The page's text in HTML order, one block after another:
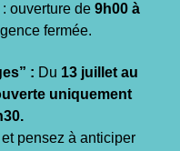
: ouverture de 9h00 à
fermée.
: Du 13 juillet au
uniquement
pensez à anticiper